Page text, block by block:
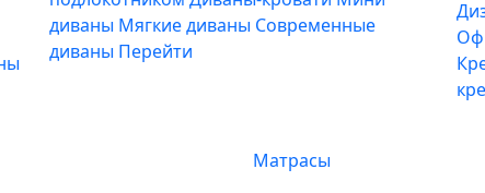
диваны Мягкие диваны Современные
диваны Перейти
Матрасы